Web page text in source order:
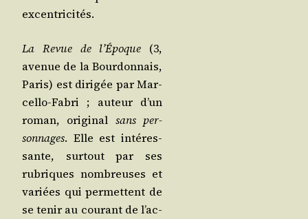
excentricités.
La Revue de l’É­poque (3,
ave­nue de la Bour­don­nais,
Paris) est diri­gée par Mar­
cel­lo-Fabri ; auteur d’un
roman, ori­gi­nal sans per­
son­nages. Elle est inté­res­
sante, sur­tout par ses
rubriques nom­breuses et
variées qui per­mettent de
se tenir au cou­rant de l’ac­